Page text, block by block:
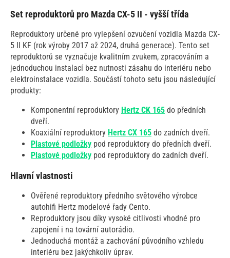
Set reproduktorů pro Mazda CX-5 II - vyšší třída
Reproduktory určené pro vylepšení ozvučení vozidla Mazda CX-
5 II KF (rok výroby 2017 až 2024, druhá generace). Tento set
reproduktorů se vyznačuje kvalitním zvukem, zpracováním a
jednoduchou instalací bez nutnosti zásahu do interiéru nebo
elektroinstalace vozidla. Součástí tohoto setu jsou následující
produkty:
Komponentní reproduktory Hertz CK 165 do předních
dveří.
Koaxiální reproduktory Hertz CX 165 do zadních dveří.
Plastové podložky pod reproduktory do předních dveří.
Plastové podložky pod reproduktory do zadních dveří.
Hlavní vlastnosti
Ověřené reproduktory předního světového výrobce
autohifi Hertz modelové řady Cento.
Reproduktory jsou díky vysoké citlivosti vhodné pro
zapojení i na tovární autorádio.
Jednoduchá montáž a zachování původního vzhledu
interiéru bez jakýchkoliv úprav.